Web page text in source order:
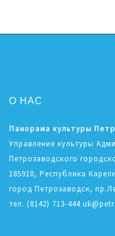
О НАС
Панорама культуры
Управление культуры
Петрозаводского
185910, Республика
город Петрозаводск,
тел. (8142) 713-444